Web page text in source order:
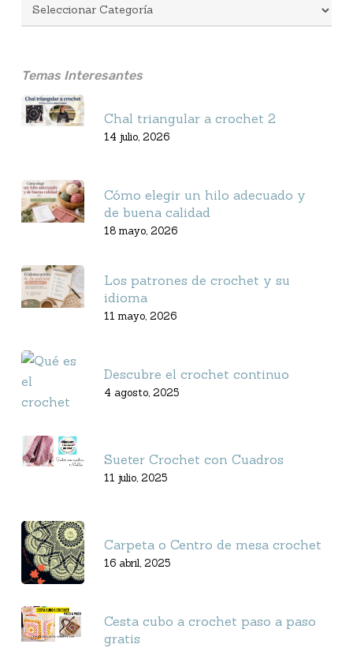
Temas Interesantes
Chal triangular a crochet 2
14 julio, 2026
Cómo elegir un hilo adecuado y
de buena calidad
18 mayo, 2026
Los patrones de crochet y su
idioma
11 mayo, 2026
Descubre el crochet continuo
4 agosto, 2025
Sueter Crochet con Cuadros
11 julio, 2025
Carpeta o Centro de mesa crochet
16 abril, 2025
Cesta cubo a crochet paso a paso
gratis